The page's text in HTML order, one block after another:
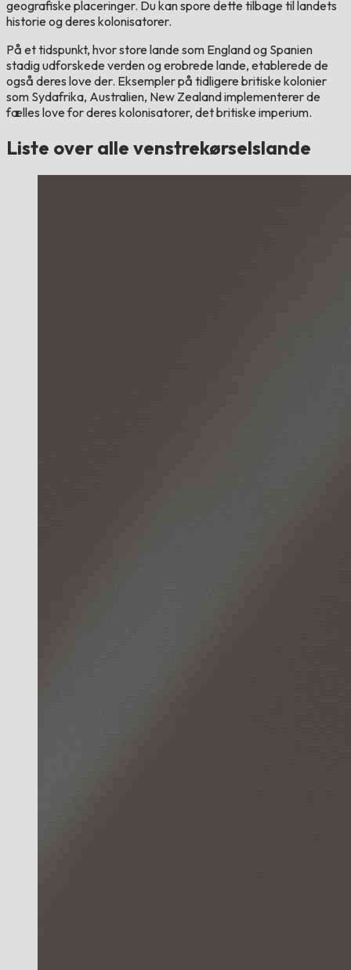
geografiske placeringer. Du kan spore dette tilbage til landets
historie og deres kolonisatorer.
På et tidspunkt, hvor store lande som England og Spanien
stadig udforskede verden og erobrede lande, etablerede de
også deres love der. Eksempler på tidligere britiske kolonier
som Sydafrika, Australien, New Zealand implementerer de
fælles love for deres kolonisatorer, det britiske imperium.
Liste over alle venstrekørselslande